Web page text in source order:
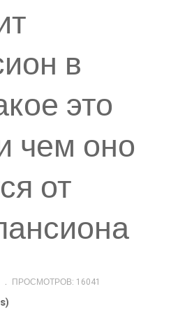
в
это
чем оно
от
ПРОСМОТРОВ: 16041